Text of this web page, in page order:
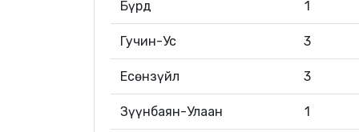
Бүрд 1
Гучин-Ус 3
Есөнзүйл 3
Зүүнбаян-Улаан 1